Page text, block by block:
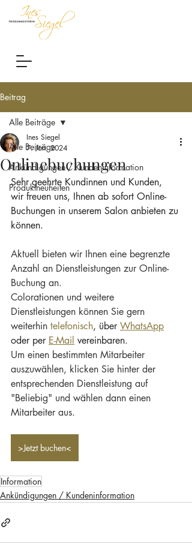
Beitrag
Alle Beiträge
Ankündigungen / Kundeninformation
Produktneuheiten
Alle Beiträge
Onlinebuchungen
Ines Siegel
7. Jan. 2024
Sehr geehrte Kundinnen und Kunden,
wir freuen uns, Ihnen ab sofort Online-
Buchungen in unserem Salon anbieten zu
können.
Aktuell bieten wir Ihnen eine begrenzte
Anzahl an Dienstleistungen zur Online-
Buchung an.
Colorationen und weitere
Dienstleistungen können Sie gern
weiterhin telefonisch, über WhatsApp
oder per E-Mail vereinbaren.
Um einen bestimmten Mitarbeiter
auszuwählen, klicken Sie hinter der
entsprechenden Dienstleistung auf
"Beliebig" und wählen dann einen
Mitarbeiter aus.
>Jetzt buchen<
Information
Ankündigungen / Kundeninformation